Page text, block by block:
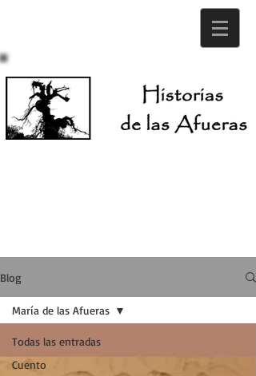
Blog
Todas las entradas
Cuento
María de las Afueras